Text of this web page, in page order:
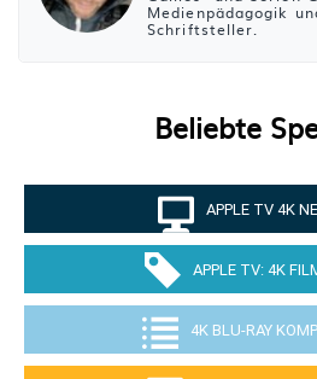
Medienpädagogik
Schriftsteller.
Beliebte
APPLE TV 4K
APPLE TV: 4K
4K BLU-RAY